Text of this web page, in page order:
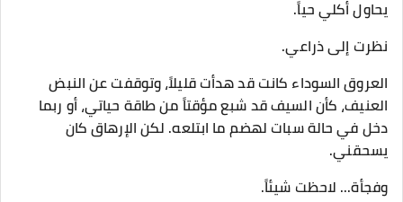
يحاول أكلي حياً.
​نظرت إلى ذراعي.
العروق السوداء كانت قد هدأت قليلاً، وتوقفت عن النبض
العنيف، كأن السيف قد شبع مؤقتاً من طاقة حياتي، أو ربما
دخل في حالة سبات لهضم ما ابتلعه. لكن الإرهاق كان
يسحقني.
​وفجأة... لاحظت شيئاً.